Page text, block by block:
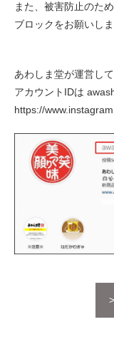
また、被害防止のた
ブロックをお願いしま
あわしま堂が運営し
アカウントIDは
https://